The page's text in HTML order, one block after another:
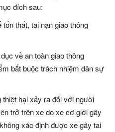
đích sau:
thất, tai nạn giao thông
về an toàn giao thông
bắt buộc trách nhiệm dân sự
hại xảy ra đối với người
trở trên xe do xe cơ giới gây
xác định được xe gây tai